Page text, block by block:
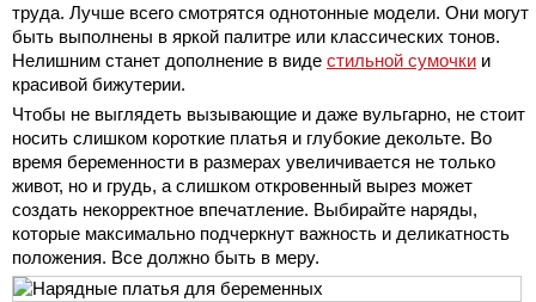
труда. Лучше всего смотрятся однотонные модели. Они могут
быть выполнены в яркой палитре или классических тонов.
Нелишним станет дополнение в виде стильной сумочки и
красивой бижутерии.
Чтобы не выглядеть вызывающие и даже вульгарно, не стоит
носить слишком короткие платья и глубокие декольте. Во
время беременности в размерах увеличивается не только
живот, но и грудь, а слишком откровенный вырез может
создать некорректное впечатление. Выбирайте наряды,
которые максимально подчеркнут важность и деликатность
положения. Все должно быть в меру.